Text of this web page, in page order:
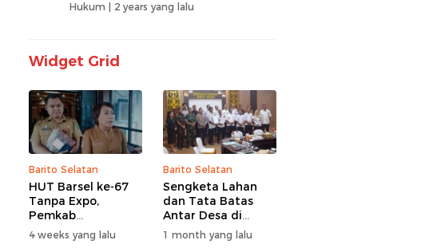
Hukum | 2 years yang lalu
Widget Grid
Barito Selatan
HUT Barsel ke-67
Tanpa Expo,
Pemkab
Prioritaskan UMKM
dan Bantuan Sosial
4 weeks yang lalu
Barito Selatan
Sengketa Lahan
dan Tata Batas
Antar Desa di
Barsel Jadi
Perhatian Serius
1 month yang lalu